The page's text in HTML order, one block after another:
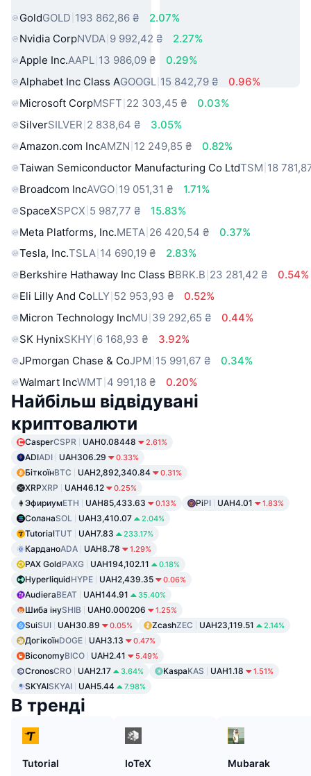
GoldGOLD 193 862,86 ₴
2.07%
Nvidia CorpNVDA 9 992,42 ₴
2.27%
Apple Inc.AAPL 13 986,09 ₴
0.29%
Alphabet Inc Class AGOOGL 15 842,79 ₴
0.96%
Microsoft CorpMSFT 22 303,45 ₴
0.03%
SilverSILVER 2 838,64 ₴
3.05%
Amazon.com IncAMZN 12 249,85 ₴
0.82%
Taiwan Semiconductor Manufacturing Co LtdTSM 18
Broadcom IncAVGO 19 051,31 ₴
1.71%
SpaceXSPCX 5 987,77 ₴
15.83%
Meta Platforms, Inc.META 26 420,54 ₴
0.37%
Tesla, Inc.TSLA 14 690,19 ₴
2.83%
Berkshire Hathaway Inc Class BBRK.B 23 281,42 ₴
0.54%
Eli Lilly And CoLLY 52 953,93 ₴
0.52%
Micron Technology IncMU 39 292,65 ₴
0.44%
SK HynixSKHY 6 168,93 ₴
3.92%
JPmorgan Chase & CoJPM 15 991,67 ₴
0.34%
Walmart IncWMT 4 991,18 ₴ 0.20%
Найбільш відвідувані
криптовалюти
CasperCSPR UAH0.08448 2.61%
ADIADI UAH306.29 0.33%
БіткоїнBTC UAH2,892,340.84 0.31%
XRPXRP UAH46.12 0.25%
ЭфириумETH UAH85,433.63 0.13% PiPI UAH4.01 1.83%
СоланаSOL UAH3,410.07 2.04%
TutorialTUT UAH7.83 233.17%
КарданоADA UAH8.78 1.29%
PAX GoldPAXG UAH194,102.11 0.18%
HyperliquidHYPE UAH2,439.35 0.06%
AudieraBEAT UAH144.91 35.40%
Шиба інуSHIB UAH0.000206 1.25%
SuiSUI UAH30.89 0.05% ZcashZEC UAH23,119.51 2.14%
ДогікоїнDOGE UAH3.13 0.47%
BiconomyBICO UAH2.41 5.49%
CronosCRO UAH2.17 3.64% KaspaKAS UAH1.18 1.51%
SKYAISKYAI UAH5.44 7.98%
В тренді
Tutorial
IoTeX
Mubarak